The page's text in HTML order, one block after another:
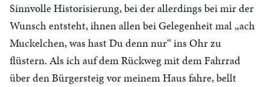
Sinnvolle Historisierung, bei der allerdings bei mir der
Wunsch entsteht, ihnen allen bei Gelegenheit mal „ach
Muckelchen, was hast Du denn nur“ ins Ohr zu
flüstern. Als ich auf dem Rückweg mit dem Fahrrad
über den Bürgersteig vor meinem Haus fahre, bellt